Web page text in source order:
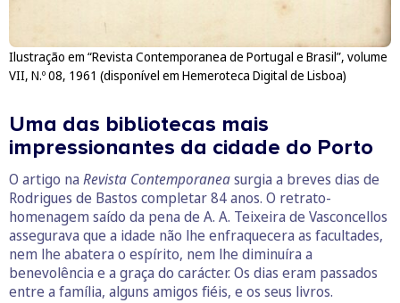
Ilustração em “Revista Contemporanea de Portugal e Brasil”, volume
VII, N.º 08, 1961 (disponível em Hemeroteca Digital de Lisboa)
Uma das bibliotecas mais
impressionantes da cidade do Porto
O artigo na Revista Contemporaneasurgia a breves dias de
Rodrigues de Bastos completar 84 anos. O retrato-
homenagem saído da pena de A. A. Teixeira de Vasconcellos
assegurava que a idade não lhe enfraquecera as facultades,
nem lhe abatera o espírito, nem lhe diminuíra a
benevolência e a graça do carácter. Os dias eram passados
entre a família, alguns amigos fiéis, e os seus livros.